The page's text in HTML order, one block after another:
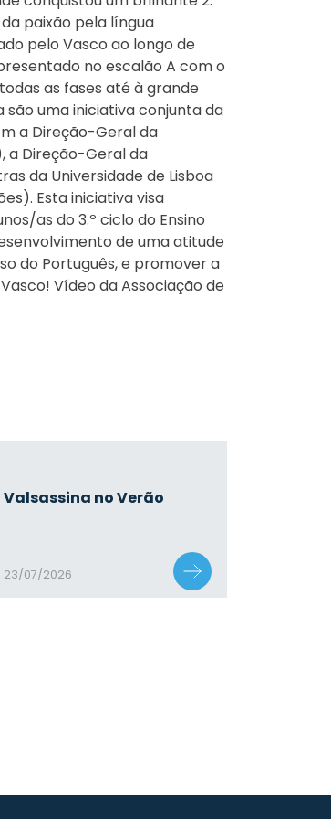
paixão pela língua
pelo Vasco ao longo de
no escalão A com o
as fases até à grande
são uma iniciativa conjunta da
a Direção-Geral da
a Direção-Geral da
da Universidade de Lisboa
Esta iniciativa visa
as do 3.º ciclo do Ensino
de uma atitude
do Português, e promover a
Vídeo da Associação de
Valsassina no Verão
23/07/2026